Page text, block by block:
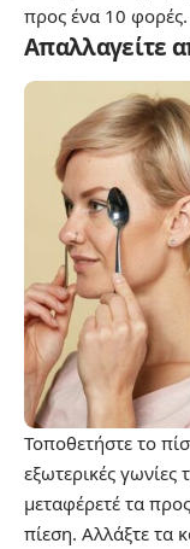
προς ένα 10 φορές.
Απαλλαγείτε
Τοποθετήστε το
εξωτερικές γωνίες
μεταφέρετέ τα
πίεση. Αλλάξτε τα